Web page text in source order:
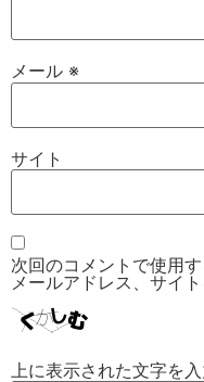
メール ※
サイト
次回のコメントで使用
メールアドレス、サイト
上に表示された文字を